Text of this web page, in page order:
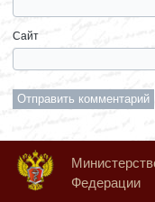
Сайт
Федерации